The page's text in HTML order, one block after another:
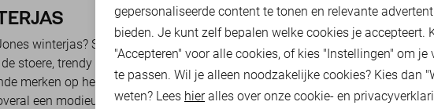
winterjas? Shop deze dan nu bij Sans! Wij hebben de nieuwste
stoere, trendy man. Het kledingmerk staat bekend om zijn hoogwaardige
merken op het gebied van heren winterjassen. De Jack en Jones
een modieuze indruk achterlaat. Door zijn hoge kwaliteit gaat de jas
gepersonaliseerde content te tonen en relevante
bieden. Je kunt zelf bepalen welke cookies je accepteert.
"Accepteren" voor alle cookies, of kies "Instellingen" om je
te passen. Wil je alleen noodzakelijke cookies? Kies dan
weten? Lees hieralles over onze cookie- en